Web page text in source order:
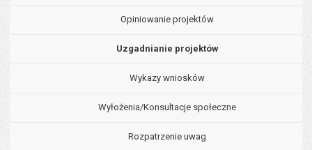
Opiniowanie projektów
Uzgadnianie projektów
Wykazy wniosków
Wyłożenia/Konsultacje społeczne
Rozpatrzenie uwag